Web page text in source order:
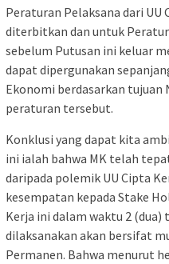
Peraturan Pelaksana dari
diterbitkan dan untuk
sebelum Putusan ini keluar
dapat dipergunakan
Ekonomi berdasarkan
peraturan tersebut.
Konklusi yang dapat kita
ini ialah bahwa MK telah
daripada polemik UU Cipta
kesempatan kepada Stake
Kerja ini dalam waktu 2
dilaksanakan akan bersifat
Permanen. Bahwa menurut